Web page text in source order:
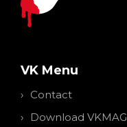
VK Menu
Contact
Download VKMAG